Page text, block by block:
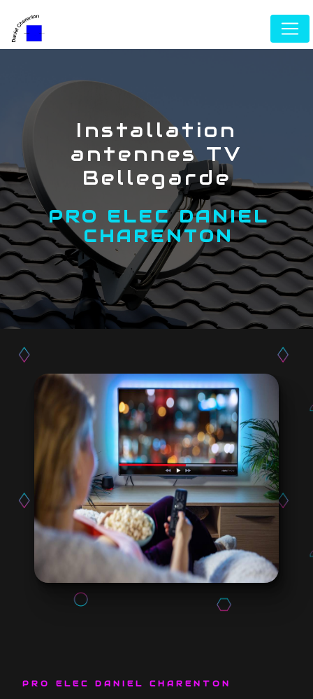
installation
antennes TV
Bellegarde
PRO ELEC DANIEL
CHARENTON
PRO ELEC DANIEL CHARENTON